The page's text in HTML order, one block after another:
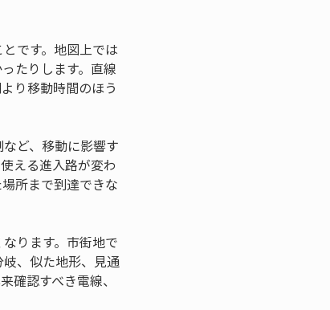
です。地図上では
たりします。直線
り移動時間のほう
ど、移動に影響す
える進入路が変わ
所まで到達できな
ります。市街地で
、似た地形、見通
確認すべき電線、